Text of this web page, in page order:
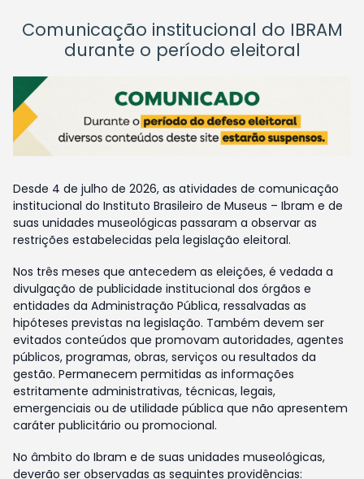
Comunicação institucional do IBRAM
durante o período eleitoral
Desde 4 de julho de 2026, as atividades de comunicação
institucional do Instituto Brasileiro de Museus – Ibram e de
suas unidades museológicas passaram a observar as
restrições estabelecidas pela legislação eleitoral.
Nos três meses que antecedem as eleições, é vedada a
divulgação de publicidade institucional dos órgãos e
entidades da Administração Pública, ressalvadas as
hipóteses previstas na legislação. Também devem ser
evitados conteúdos que promovam autoridades, agentes
públicos, programas, obras, serviços ou resultados da
gestão. Permanecem permitidas as informações
estritamente administrativas, técnicas, legais,
emergenciais ou de utilidade pública que não apresentem
caráter publicitário ou promocional.
No âmbito do Ibram e de suas unidades museológicas,
deverão ser observadas as seguintes providências: